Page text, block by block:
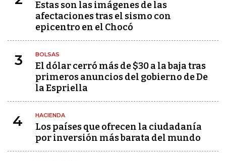
Estas son las imágenes de las
afectaciones tras el sismo con
epicentro en el Chocó
3 BOLSAS
El dólar cerró más de $30 a la baja tras
primeros anuncios del gobierno de De
la Espriella
4 HACIENDA
Los países que ofrecen la ciudadanía
por inversión más barata del mundo